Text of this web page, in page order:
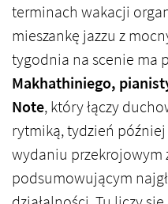
terminach wakacji
mieszankę jazzu z
tygodnia na scenie ma
Makhathiniego,
Note, który łączy
rytmiką, tydzień później
wydaniu przekrojowym
podsumowującym